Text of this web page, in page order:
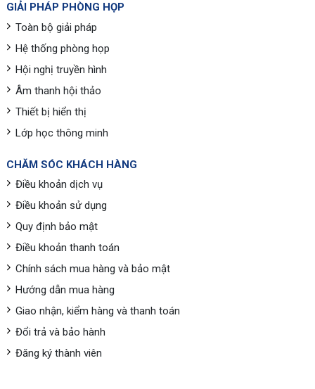
GIẢI PHÁP PHÒNG HỌP
Toàn bộ giải pháp
Hệ thống phòng họp
Hội nghị truyền hình
Âm thanh hội thảo
Thiết bị hiển thị
Lớp học thông minh
CHĂM SÓC KHÁCH HÀNG
Điều khoản dịch vụ
Điều khoản sử dụng
Quy định bảo mật
Điều khoản thanh toán
Chính sách mua hàng và bảo mật
Hướng dẫn mua hàng
Giao nhận, kiểm hàng và thanh toán
Đổi trả và bảo hành
Đăng ký thành viên